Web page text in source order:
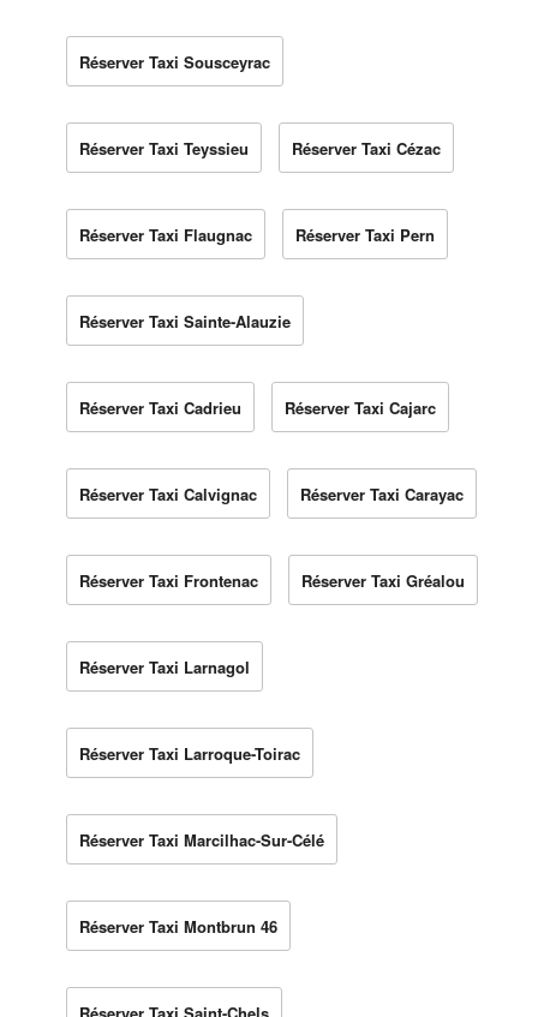
Réserver Taxi Sousceyrac
Réserver Taxi Teyssieu Réserver Taxi Cézac
Réserver Taxi Flaugnac Réserver Taxi Pern
Réserver Taxi Sainte-Alauzie
Réserver Taxi Cadrieu Réserver Taxi Cajarc
Réserver Taxi Calvignac Réserver Taxi Carayac
Réserver Taxi Frontenac Réserver Taxi Gréalou
Réserver Taxi Larnagol
Réserver Taxi Larroque-Toirac
Réserver Taxi Marcilhac-Sur-Célé
Réserver Taxi Montbrun 46
Réserver Taxi Saint-Chels